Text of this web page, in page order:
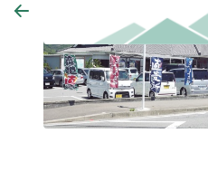
きび・ファーマーズマーケ